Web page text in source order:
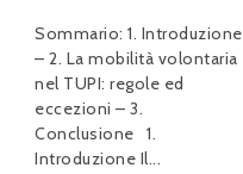
Sommario: 1. Introduzione
– 2. La mobilità volontaria
nel TUPI: regole ed
eccezioni – 3.
Conclusione 1.
Introduzione Il...